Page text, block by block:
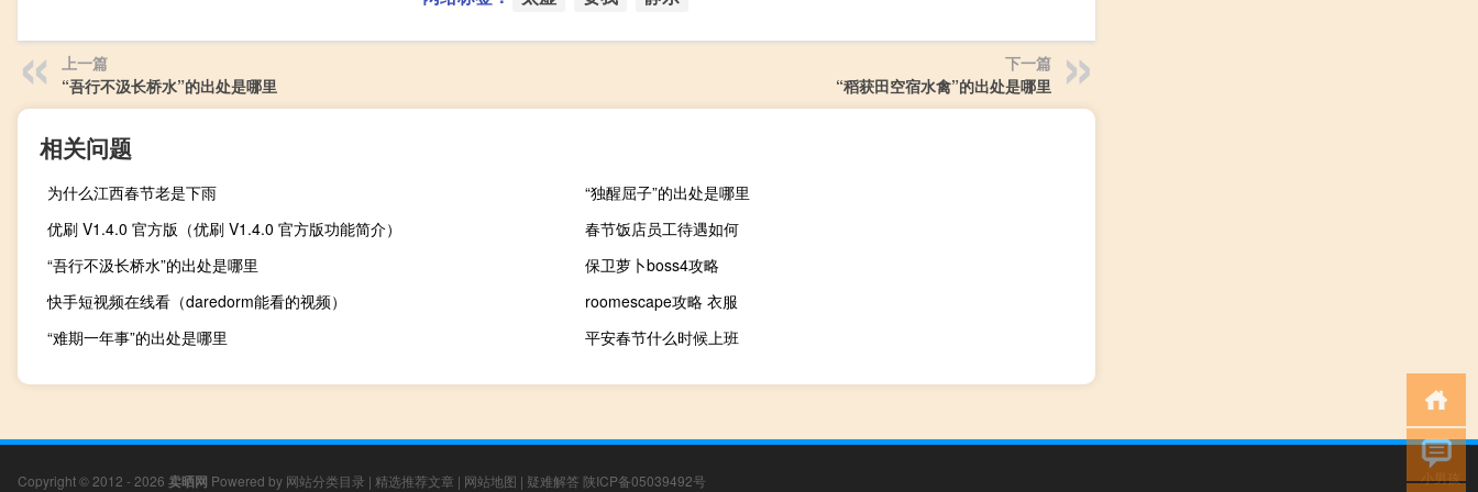
上一篇
“吾行不汲长桥水”的出处是哪里
下一篇
“稻获田空宿水禽”的出处是哪里
相关问题
为什么江西春节老是下雨
“独醒屈子”的出处是哪里
优刷 V1.4.0 官方版（优刷 V1.4.0 官方版功能简介）
春节饭店员工待遇如何
“吾行不汲长桥水”的出处是哪里
保卫萝卜boss4攻略
快手短视频在线看（daredorm能看的视频）
roomescape攻略 衣服
“难期一年事”的出处是哪里
平安春节什么时候上班
Copyright © 2012 - 2026 卖晒网 Powered by 网站分类目录 | 精选推荐文章 | 网站地图 | 疑难解答 陕ICP备05039492号 小男孩